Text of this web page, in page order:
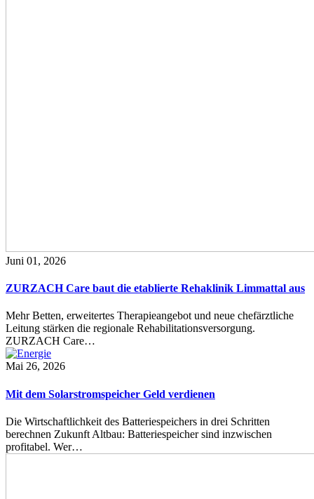
Juni 01, 2026
ZURZACH Care baut die etablierte Rehaklinik Limmattal aus
Mehr Betten, erweitertes Therapieangebot und neue chefärztliche
Leitung stärken die regionale Rehabilitationsversorgung.
ZURZACH Care…
Mai 26, 2026
Mit dem Solarstromspeicher Geld verdienen
Die Wirtschaftlichkeit des Batteriespeichers in drei Schritten
berechnen Zukunft Altbau: Batteriespeicher sind inzwischen
profitabel. Wer…